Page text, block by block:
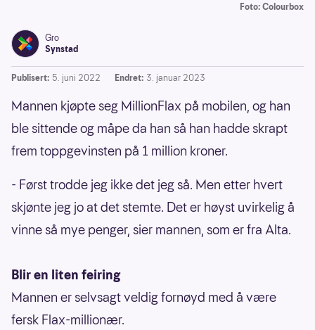
Foto: Colourbox
Gro
Synstad
Publisert: 5. juni 2022 Endret: 3. januar 2023
Mannen kjøpte seg MillionFlax på mobilen, og han
ble sittende og måpe da han så han hadde skrapt
frem toppgevinsten på 1 million kroner.
- Først trodde jeg ikke det jeg så. Men etter hvert
skjønte jeg jo at det stemte. Det er høyst uvirkelig å
vinne så mye penger, sier mannen, som er fra Alta.
Blir en liten feiring
Mannen er selvsagt veldig fornøyd med å være
fersk Flax-millionær.